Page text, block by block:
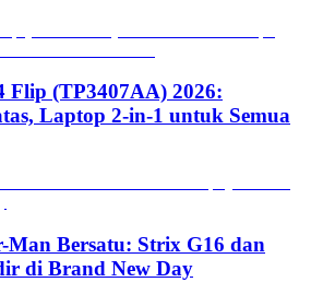
Flip (TP3407AA) 2026:
Laptop 2-in-1 untuk Semua
Man Bersatu: Strix G16 dan
di Brand New Day